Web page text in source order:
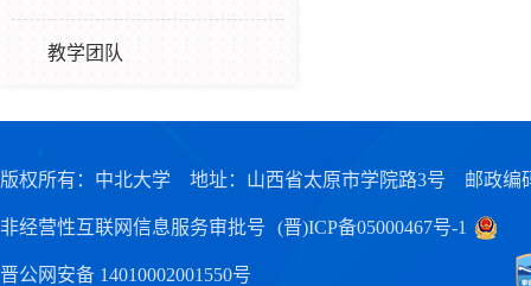
教学团队
版权所有：中北大学 地址：山西省太原市学院路3号 邮政编
非经营性互联网信息服务审批号 (晋)ICP备05000467号-1
晋公网安备 14010002001550号